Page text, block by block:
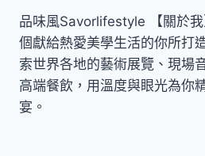
品味風Savorlifestyle 【關於
個獻給熱愛美學生活的你所打
索世界各地的藝術展覽、現場
高端餐飲，用溫度與眼光為你
宴。